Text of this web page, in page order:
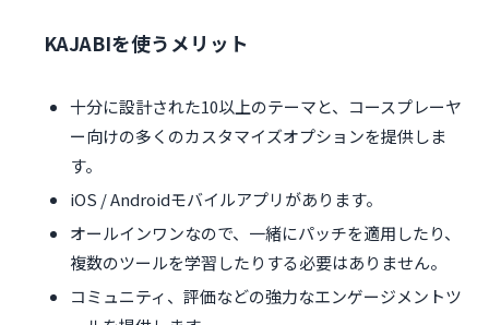
KAJABIを使うメリット
十分に設計された10以上のテーマと、コースプレーヤ
ー向けの多くのカスタマイズオプションを提供しま
す。
iOS / Androidモバイルアプリがあります。
オールインワンなので、一緒にパッチを適用したり、
複数のツールを学習したりする必要はありません。
コミュニティ、評価などの強力なエンゲージメントツ